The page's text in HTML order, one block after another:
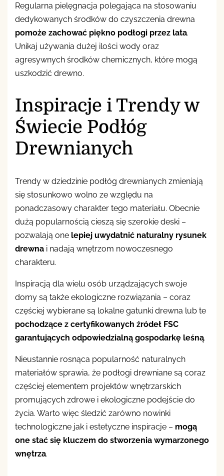
Regularna pielęgnacja polegająca na stosowaniu
dedykowanych środków do czyszczenia drewna
pomoże zachować piękno podłogi przez lata.
Unikaj używania dużej ilości wody oraz
agresywnych środków chemicznych, które mogą
uszkodzić drewno.
Inspiracje i Trendy w
Świecie Podłóg
Drewnianych
Trendy w dziedzinie podłóg drewnianych zmieniają
się stosunkowo wolno ze względu na
ponadczasowy charakter tego materiału. Obecnie
dużą popularnością cieszą się szerokie deski –
pozwalają one lepiej uwydatnić naturalny rysunek
drewna i nadają wnętrzom nowoczesnego
charakteru.
Inspiracją dla wielu osób urządzających swoje
domy są także ekologiczne rozwiązania – coraz
częściej wybierane są lokalne gatunki drewna lub te
pochodzące z certyfikowanych źródeł FSC
garantujących odpowiedzialną gospodarkę leśną.
Nieustannie rosnąca popularność naturalnych
materiałów sprawia, że podłogi drewniane są coraz
częściej elementem projektów wnętrzarskich
promujących zdrowe i ekologiczne podejście do
życia. Warto więc śledzić zarówno nowinki
technologiczne jak i estetyczne inspiracje – mogą
one stać się kluczem do stworzenia wymarzonego
wnętrza.